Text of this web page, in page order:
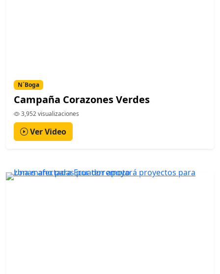
N´Boga
Campaña Corazones Verdes
3,952 visualizaciones
Ver Video